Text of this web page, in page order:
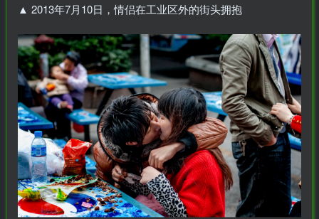
▲ 2013年7月10日，情侣在工业区外的街头拥抱